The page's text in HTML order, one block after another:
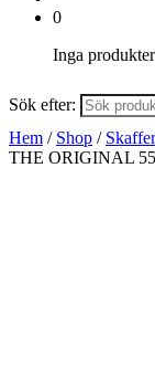
0
Inga
Sök efter:
Hem / Shop /
THE ORIGINAL